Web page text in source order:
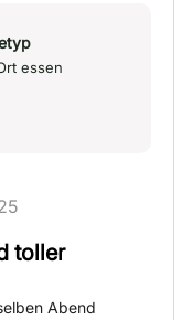
essen
toller
Abend